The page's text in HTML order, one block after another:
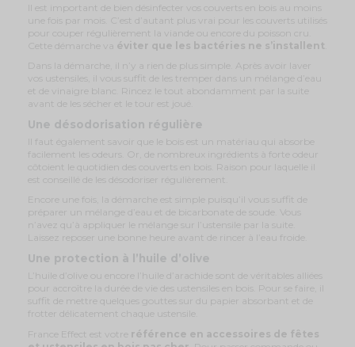
Il est important de bien désinfecter vos couverts en bois au moins
une fois par mois. C’est d’autant plus vrai pour les couverts utilisés
pour couper régulièrement la viande ou encore du poisson cru.
Cette démarche va éviter que les bactéries ne s’installent
Dans la démarche, il n’y a rien de plus simple. Après avoir laver
vos ustensiles, il vous suffit de les tremper dans un mélange d’eau
et de vinaigre blanc. Rincez le tout abondamment par la suite
avant de les sécher et le tour est joué.
Une désodorisation régulière
Il faut également savoir que le bois est un matériau qui absorbe
facilement les odeurs. Or, de nombreux ingrédients à forte odeur
côtoient le quotidien des couverts en bois. Raison pour laquelle il
est conseillé de les désodoriser régulièrement.
Encore une fois, la démarche est simple puisqu’il vous suffit de
préparer un mélange d’eau et de bicarbonate de soude. Vous
n’avez qu’à appliquer le mélange sur l’ustensile par la suite.
Laissez reposer une bonne heure avant de rincer à l’eau froide.
Une protection à l’huile d’olive
L’huile d’olive ou encore l’huile d’arachide sont de véritables alliées
pour accroître la durée de vie des ustensiles en bois. Pour se faire, il
suffit de mettre quelques gouttes sur du papier absorbant et de
frotter délicatement chaque ustensile.
France Effect est votre référence en accessoires de fêtes